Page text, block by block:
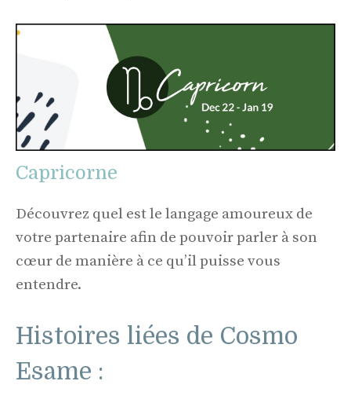
Capricorne
Découvrez quel est le langage amoureux de
votre partenaire afin de pouvoir parler à son
cœur de manière à ce qu’il puisse vous
entendre.
Histoires liées de Cosmo
Esame :